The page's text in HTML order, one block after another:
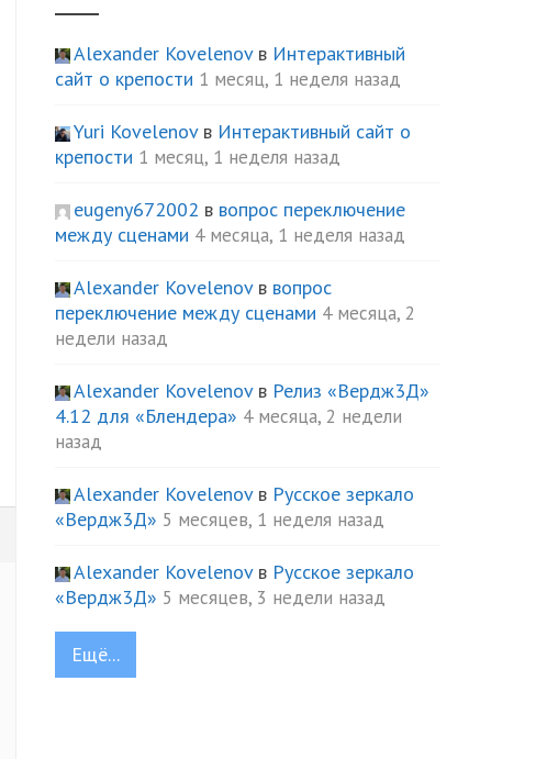
Alexander Kovelenovв Интерактивный
сайт о крепости 1 месяц, 1 неделя назад
Yuri Kovelenovв Интерактивный сайт о
крепости 1 месяц, 1 неделя назад
eugeny672002 в вопрос переключение
между сценами 4 месяца, 1 неделя назад
Alexander Kovelenovв вопрос
переключение между сценами 4 месяца, 2
недели назад
Alexander Kovelenovв Релиз «Вердж3Д»
4.12 для «Блендера» 4 месяца, 2 недели
назад
Alexander Kovelenovв Русское зеркало
«Вердж3Д» 5 месяцев, 1 неделя назад
Alexander Kovelenovв Русское зеркало
«Вердж3Д» 5 месяцев, 3 недели назад
Ещё...